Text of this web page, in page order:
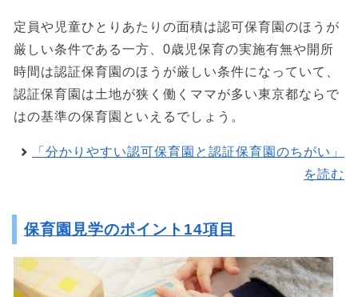
定員や児童ひとりあたりの面積は認可保育園のほうが
厳しい条件である一方、0歳児保育の実施有無や開所
時間は認証保育園のほうが厳しい条件になっていて、
認証保育園は土地が狭く働くママが多い東京都ならで
はの基準の保育園といえるでしょう。
「分かりやすい認可保育園と認証保育園のちがい」
を読む
保育園見学のポイント14項目